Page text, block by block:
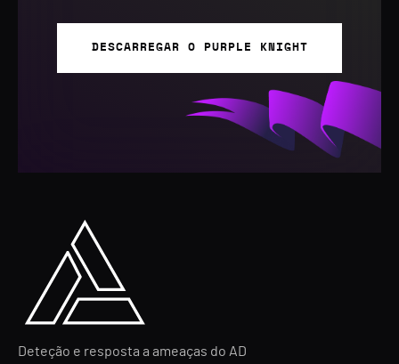
DESCARREGAR O PURPLE KNIGHT
Deteção e resposta a ameaças do AD